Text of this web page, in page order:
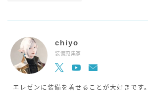
chiyo
装備蒐集家
エレゼンに装備を着せることが大好きです。